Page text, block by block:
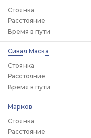
Стоянка
Расстояние
Время в пути
Сивая Маска
Стоянка
Расстояние
Время в пути
Марков
Стоянка
Расстояние